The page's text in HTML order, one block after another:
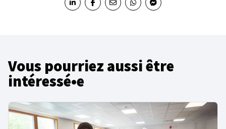
Partager sur LinkedIn
Partager sur Facebook
Partager par email
Partager sur WhatsApp
Partager sur Messenger
Vous pourriez aussi être
intéressé•e